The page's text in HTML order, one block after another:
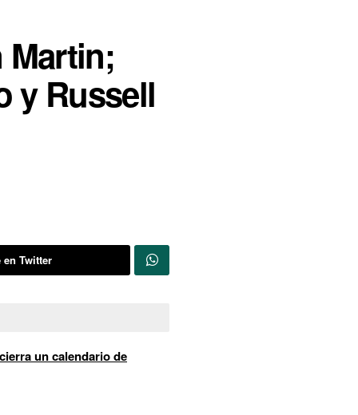
Martin;
y Russell
en Twitter
un calendario de